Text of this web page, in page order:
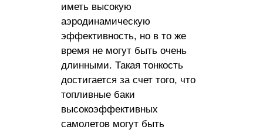
иметь высокую
аэродинамическую
эффективность, но в то же
время не могут быть очень
длинными. Такая тонкость
достигается за счет того, что
топливные баки
высокоэффективных
самолетов могут быть